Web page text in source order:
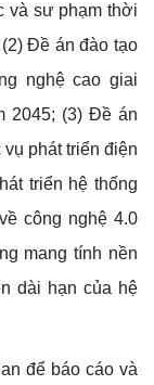
và sư phạm thời
Đề án đào tạo
nghệ cao giai
2045; (3) Đề án
phát triển điện
triển hệ thống
công nghệ 4.0
mang tính nền
dài hạn của hệ
để báo cáo và